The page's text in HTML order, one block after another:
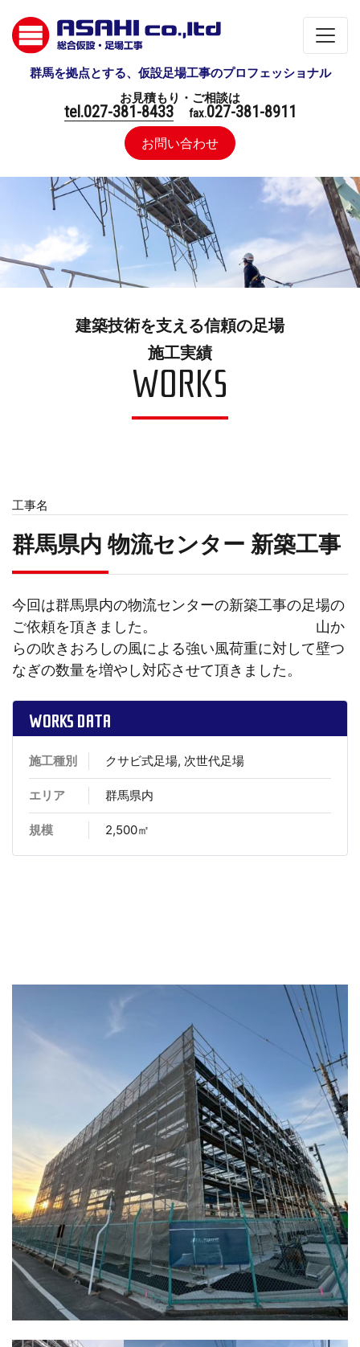
群馬を拠点とする、仮設足場工事のプロフェッショナル
お見積もり・ご相談は
tel.027-381-8433 fax.027-381-8911
お問い合わせ
建築技術を支える信頼の足場
施工実績
WORKS
工事名
群馬県内 物流センター 新築工事
今回は群馬県内の物流センターの新築工事の足場の
ご依頼を頂きました。 山か
らの吹きおろしの風による強い風荷重に対して壁つ
なぎの数量を増やし対応させて頂きました。
WORKS DATA
施工種別 クサビ式足場, 次世代足場
エリア 群馬県内
規模 2,500㎡